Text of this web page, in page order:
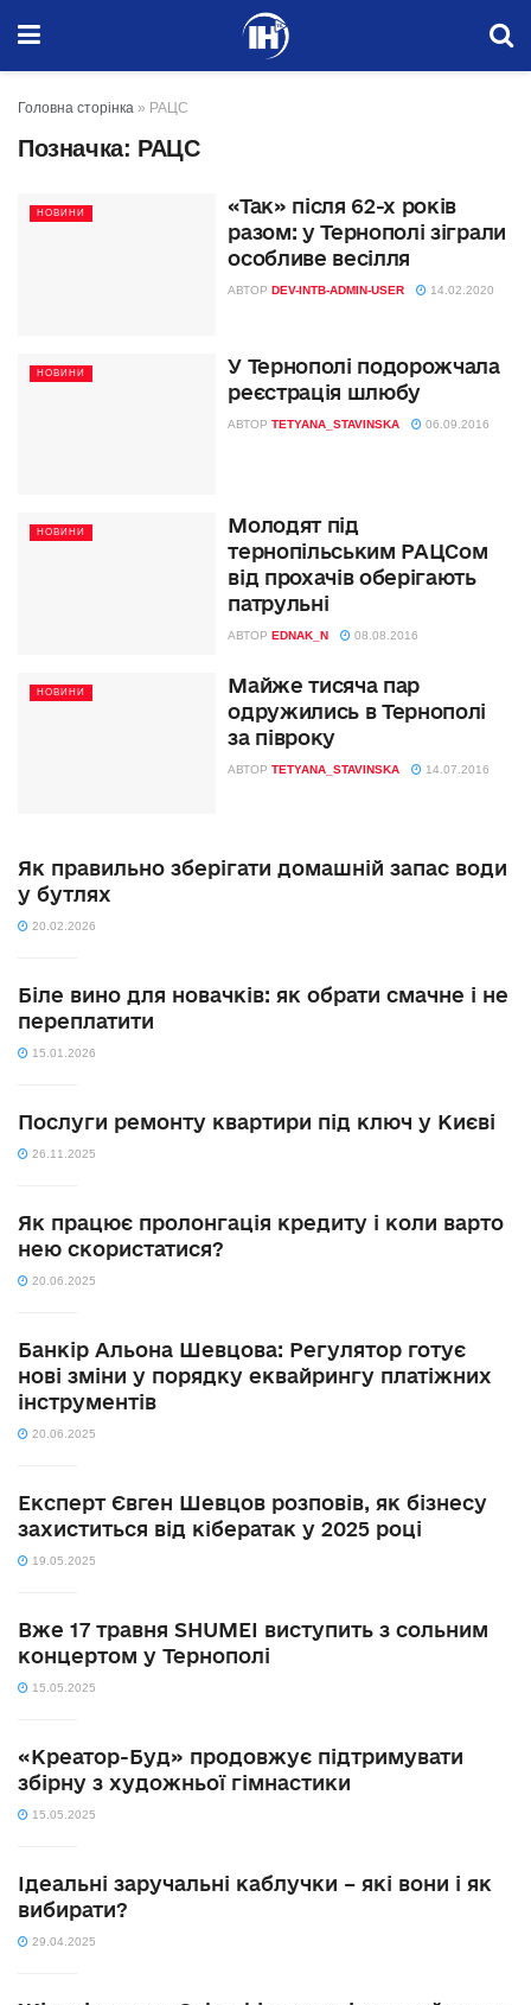
Головна сторінка » РАЦС
Позначка: РАЦС
НОВИНИ
«Так» після 62-х років
разом: у Тернополі зіграли
особливе весілля
АВТОР DEV-INTB-ADMIN-USER 14.02.2020
НОВИНИ
У Тернополі подорожчала
реєстрація шлюбу
АВТОР TETYANA_STAVINSKA 06.09.2016
НОВИНИ
Молодят під
тернопільським РАЦСом
від прохачів оберігають
патрульні
АВТОР EDNAK_N 08.08.2016
НОВИНИ
Майже тисяча пар
одружились в Тернополі
за півроку
АВТОР TETYANA_STAVINSKA 14.07.2016
Як правильно зберігати домашній запас води
у бутлях
20.02.2026
Біле вино для новачків: як обрати смачне і не
переплатити
15.01.2026
Послуги ремонту квартири під ключ у Києві
26.11.2025
Як працює пролонгація кредиту і коли варто
нею скористатися?
20.06.2025
Банкір Альона Шевцова: Регулятор готує
нові зміни у порядку еквайрингу платіжних
інструментів
20.06.2025
Експерт Євген Шевцов розповів, як бізнесу
захиститься від кібератак у 2025 році
19.05.2025
Вже 17 травня SHUMEI виступить з сольним
концертом у Тернополі
15.05.2025
«Креатор-Буд» продовжує підтримувати
збірну з художньої гімнастики
15.05.2025
Ідеальні заручальні каблучки – які вони і як
вибирати?
29.04.2025